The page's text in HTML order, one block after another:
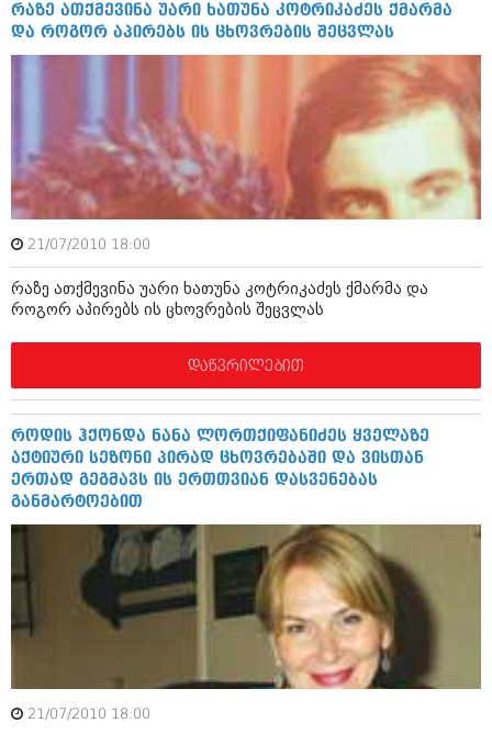
ინტერვიუები
ამბები
საზოგადოება
მოდი, ვილაპარაკოთ
მოდა + დიზაინი
რელიგია
მედიცინა
სპორტი
კადრს მიღმა
კულინარია
ბელადები
კატალოგი
ინტერვიუები
ამბები
საზოგადოება
მოდი, ვილაპარაკოთ
მოდა + დიზაინი
სპორტი
კადრს მიღმა
კულინარია
ავტორჩევები
ბიზნესსიახლეები
თემიდას სასწორი
რაზე ათქმევინა უარი ხათუნა კოტრიკაძეს ქმარმა
და როგორ აპირებს ის ცხოვრების შეცვლას
21/07/2010 18:00
რაზე ათქმევინა უარი ხათუნა კოტრიკაძეს ქმარმა და
როგორ აპირებს ის ცხოვრების შეცვლას
დაწვრილებით
როდის ჰქონდა ნანა ლორთქიფანიძეს ყველაზე
აქტიური სეზონი პირად ცხოვრებაში და ვისთან
ერთად გეგმავს ის ერთთვიან დასვენებას
განმარტოებით
21/07/2010 18:00